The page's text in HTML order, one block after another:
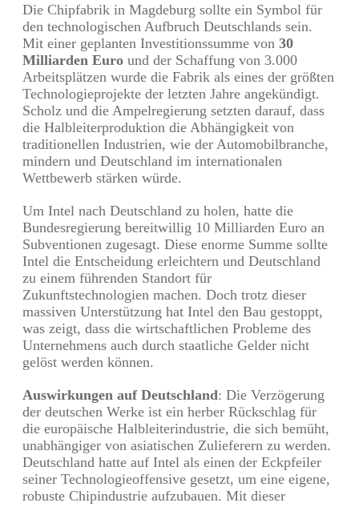
Die Chipfabrik in Magdeburg sollte ein Symbol für
den technologischen Aufbruch Deutschlands sein.
Mit einer geplanten Investitionssumme von 30
Milliarden Euro und der Schaffung von 3.000
Arbeitsplätzen wurde die Fabrik als eines der größten
Technologieprojekte der letzten Jahre angekündigt.
Scholz und die Ampelregierung setzten darauf, dass
die Halbleiterproduktion die Abhängigkeit von
traditionellen Industrien, wie der Automobilbranche,
mindern und Deutschland im internationalen
Wettbewerb stärken würde.
Um Intel nach Deutschland zu holen, hatte die
Bundesregierung bereitwillig 10 Milliarden Euro an
Subventionen zugesagt. Diese enorme Summe sollte
Intel die Entscheidung erleichtern und Deutschland
zu einem führenden Standort für
Zukunftstechnologien machen. Doch trotz dieser
massiven Unterstützung hat Intel den Bau gestoppt,
was zeigt, dass die wirtschaftlichen Probleme des
Unternehmens auch durch staatliche Gelder nicht
gelöst werden können.
Auswirkungen auf Deutschland: Die Verzögerung
der deutschen Werke ist ein herber Rückschlag für
die europäische Halbleiterindustrie, die sich bemüht,
unabhängiger von asiatischen Zulieferern zu werden.
Deutschland hatte auf Intel als einen der Eckpfeiler
seiner Technologieoffensive gesetzt, um eine eigene,
robuste Chipindustrie aufzubauen. Mit dieser